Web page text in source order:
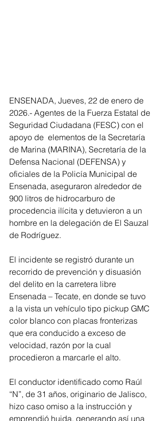
ENSENADA, Jueves, 22 de enero de
2026.- Agentes de la Fuerza Estatal de
Seguridad Ciudadana (FESC) con el
apoyo de  elementos de la Secretaría
de Marina (MARINA), Secretaría de la
Defensa Nacional (DEFENSA) y
oficiales de la Policía Municipal de
Ensenada, aseguraron alrededor de
900 litros de hidrocarburo de
procedencia ilícita y detuvieron a un
hombre en la delegación de El Sauzal
de Rodríguez.
El incidente se registró durante un
recorrido de prevención y disuasión
del delito en la carretera libre
Ensenada – Tecate, en donde se tuvo
a la vista un vehículo tipo pickup GMC
color blanco con placas fronterizas
que era conducido a exceso de
velocidad, razón por la cual
procedieron a marcarle el alto.
El conductor identificado como Raúl
“N”, de 31 años, originario de Jalisco,
hizo caso omiso a la instrucción y
emprendió huida, generando así una